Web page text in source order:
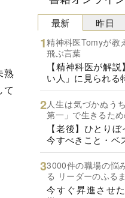
熟
て
最新
精神科医Tomyが
飛ぶ言葉
【精神科医が解
い人」に見られる
人生は気づかぬう
第一」で生きるた
【老後】ひとり
今すべきこと・ベ
3000件の職場の悩
る リーダーのふる
今すぐ昇進させ
昨日